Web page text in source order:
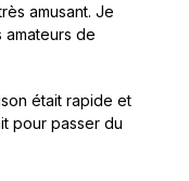
amusant. Je
amateurs de
était rapide et
pour passer du